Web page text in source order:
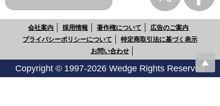
会社案内 採用情報 著作権について
広告のご案内
プライバシーポリシーについて
特定商取引法に基づく表示
お問い合わせ
Copyright © 1997-2026 Wedge Rights Reserved